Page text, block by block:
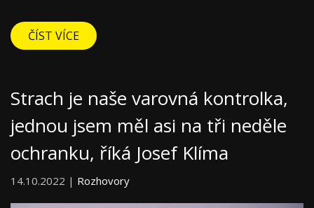
ČÍST VÍCE
Strach je naše varovná kontrolka,
jednou jsem měl asi na tři neděle
ochranku, říká Josef Klíma
14.10.2022 | Rozhovory